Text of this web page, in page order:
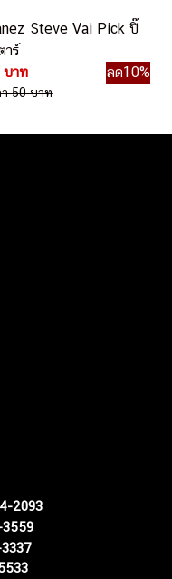
Steve Vai Pick ปิ๊
าร์
บาท
ลด10%
า 50 บาท
2093